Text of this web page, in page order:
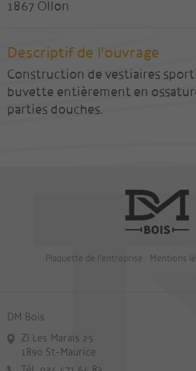
1867 Ollon
Descriptif de l'ouvrage
Construction de vestiaires
buvette entièrement en
parties douches.
Plaquette de l'entreprise Mentions
DM Bois
ZI Les Marais 25
1890 St-Maurice